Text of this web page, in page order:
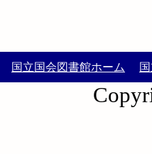
国立国会図書館ホーム